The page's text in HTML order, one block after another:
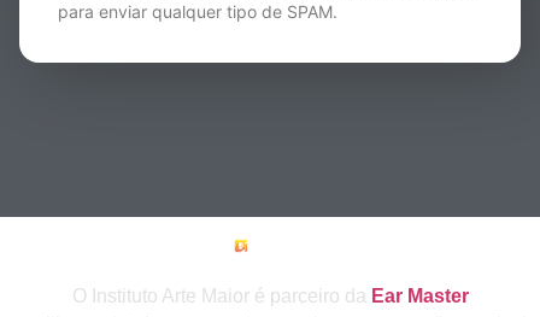
para enviar qualquer tipo de SPAM.
O Instituto Arte Maior é parceiro da Ear Master